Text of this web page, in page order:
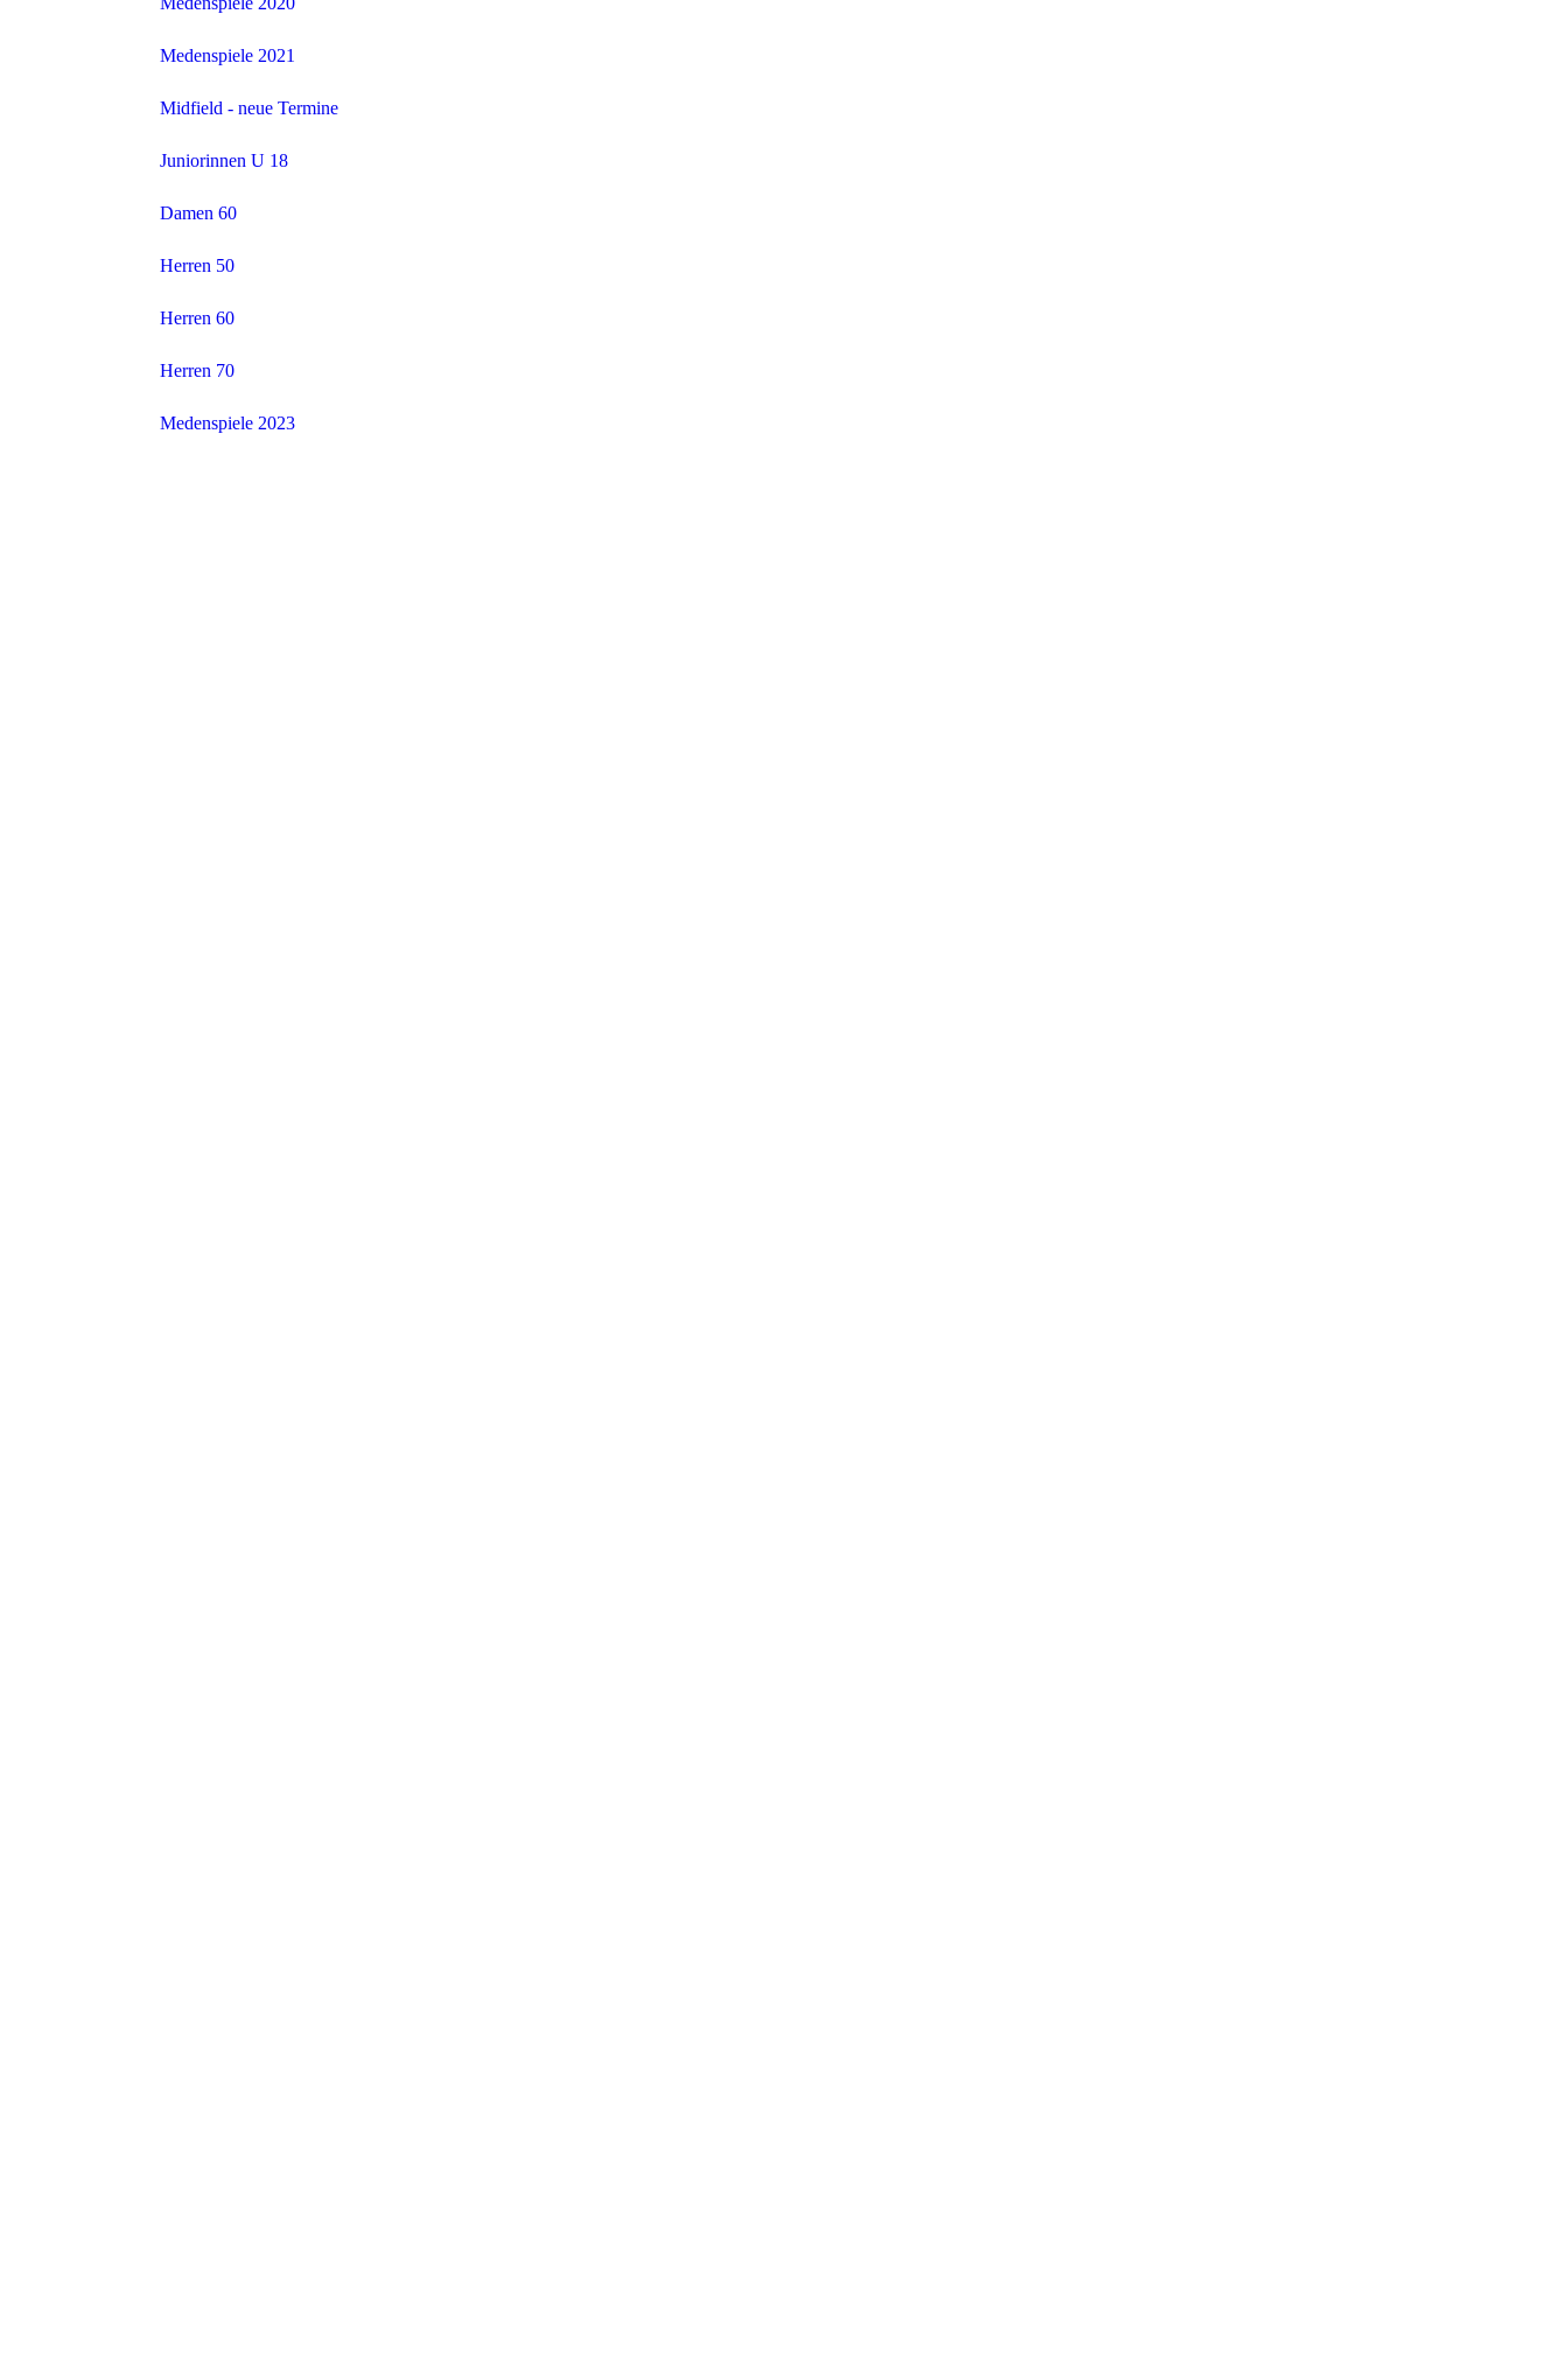
Medenspiele 2021
Midfield - neue Termine
Juniorinnen U 18
Damen 60
Herren 50
Herren 60
Herren 70
Medenspiele 2023